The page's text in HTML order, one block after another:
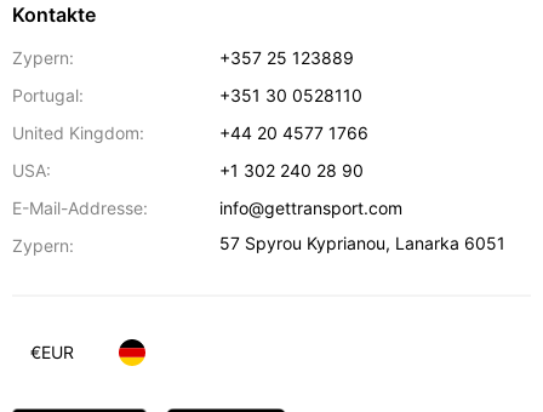
Kontakte
Zypern:
+357 25 123889
Portugal:
+351 30 0528110
United Kingdom:
+44 20 4577 1766
USA:
+1 302 240 28 90
E-Mail-Addresse:
info@gettransport.com
Zypern:
57 Spyrou Kyprianou, Lanarka 6051
€EUR